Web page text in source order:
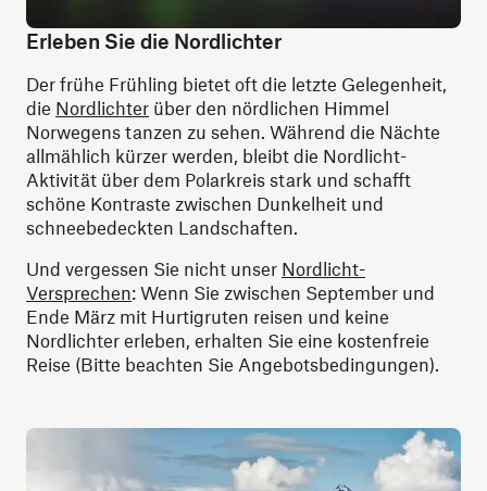
Erleben Sie die Nordlichter
Der frühe Frühling bietet oft die letzte Gelegenheit,
die Nordlichter über den nördlichen Himmel
Norwegens tanzen zu sehen. Während die Nächte
allmählich kürzer werden, bleibt die Nordlicht-
Aktivität über dem Polarkreis stark und schafft
schöne Kontraste zwischen Dunkelheit und
schneebedeckten Landschaften.
Und vergessen Sie nicht unser Nordlicht-
Versprechen: Wenn Sie zwischen September und
Ende März mit Hurtigruten reisen und keine
Nordlichter erleben, erhalten Sie eine kostenfreie
Reise (Bitte beachten Sie Angebotsbedingungen).